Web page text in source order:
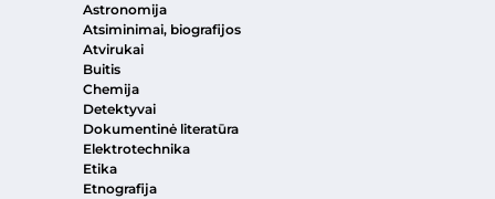
Astronomija
Atsiminimai, biografijos
Atvirukai
Buitis
Chemija
Detektyvai
Dokumentinė literatūra
Elektrotechnika
Etika
Etnografija